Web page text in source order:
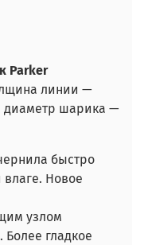
Parker
линии —
диаметр шарика —
быстро
Новое
узлом
гладкое